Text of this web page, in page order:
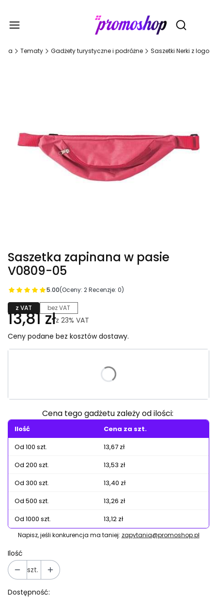
Otwórz
Tematy Gadżety turystyczne i podróżne Saszetki Nerki z logo
Saszetka zapinana w pasie
V0809-05
5.00(Oceny: 2 Recenzje: 0)
z VAT bez VAT
13,81 złz 23% VAT
Ceny podane bez kosztów dostawy.
Poszczególne warianty mogą różnić się ceną
Cena tego gadżetu zależy od ilości:
Ilość
Cena za szt.
Od 100 szt.
13,67 zł
Od 200 szt.
13,53 zł
Od 300 szt.
13,40 zł
Od 500 szt.
13,26 zł
Od 1000 szt.
13,12 zł
Napisz, jeśli konkurencja ma taniej: zapytania@promoshop.pl
Ilość
szt.
Dostępność: